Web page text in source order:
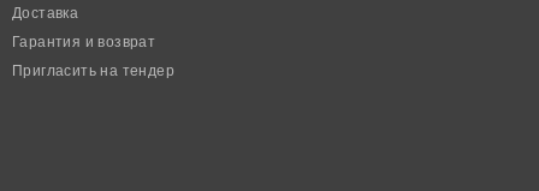
Доставка
Гарантия и возврат
Пригласить на тендер